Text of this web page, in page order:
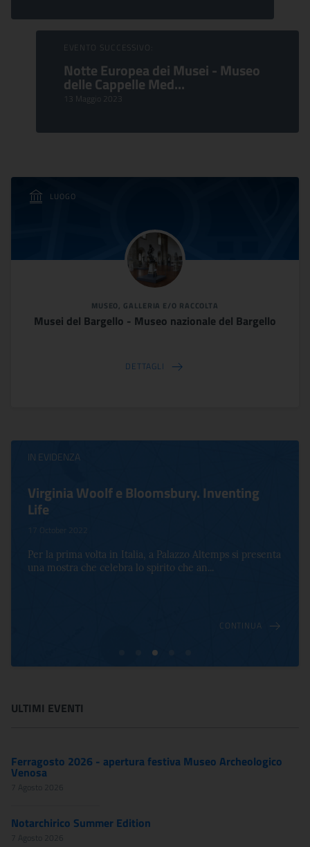
EVENTO SUCCESSIVO:
Notte Europea dei Musei - Museo
delle Cappelle Med...
13 Maggio 2023
LUOGO
MUSEO, GALLERIA E/O RACCOLTA
Musei del Bargello - Museo nazionale del Bargello
DETTAGLI
IN EVIDENZA
Virginia Woolf e Bloomsbury. Inventing
Life
17 October 2022
Per la prima volta in Italia, a Palazzo Altemps si presenta
una mostra che celebra lo spirito che an...
CONTINUA
ULTIMI EVENTI
Ferragosto 2026 - apertura festiva Museo Archeologico
Venosa
7 Agosto 2026
Notarchirico Summer Edition
7 Agosto 2026